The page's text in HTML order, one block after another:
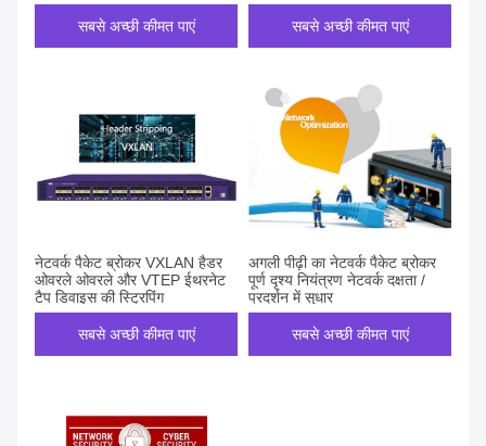
सबसे अच्छी कीमत पाएं सबसे अच्छी कीमत पाएं
नेटवर्क पैकेट ब्रोकर VXLAN हैडर
ओवरले ओवरले और VTEP ईथरनेट
टैप डिवाइस की स्ट्रिपिंग
सबसे अच्छी कीमत पाएं
अगली पीढ़ी का नेटवर्क पैकेट ब्रोकर
पूर्ण दृश्य नियंत्रण नेटवर्क दक्षता /
प्रदर्शन में सुधार
सबसे अच्छी कीमत पाएं